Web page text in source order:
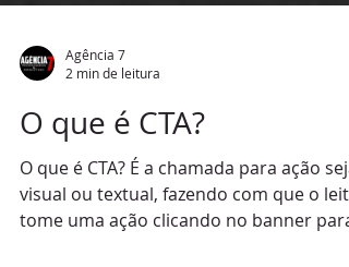
Agência 7
2 min de leitura
O que é CTA?
O que é CTA? É a chamada para ação seja